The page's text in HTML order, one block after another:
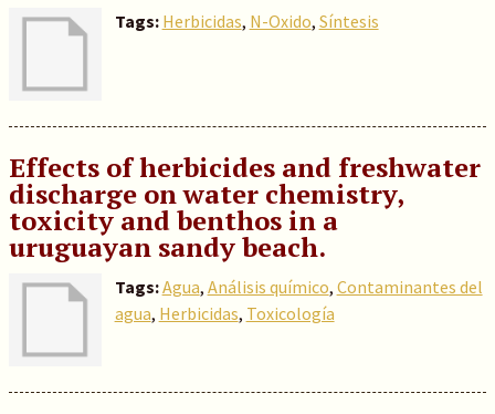
Tags: Herbicidas, N-Oxido, Síntesis
Effects of herbicides and freshwater
discharge on water chemistry,
toxicity and benthos in a
uruguayan sandy beach.
Tags:Agua, Análisis químico, Contaminantes del
agua, Herbicidas, Toxicología